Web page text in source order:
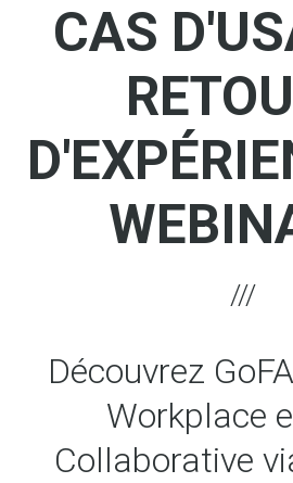
CAS
Découvrez
Workplace
Collaborative